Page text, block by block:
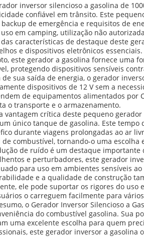
inversor silencioso a gasolina de
confiável em trânsito. Este
backup de emergência e requisitos de
em camping, utilização não
das características de destaque deste
e dispositivos eletrônicos
este gerador a gasolina fornece uma
protegendo dispositivos sensíveis
de sua saída de energia, o gerador
dispositivos de 12 V sem a
de equipamentos alimentados por
o transporte e o armazenamento.
vantagem crítica deste pequeno
único tanque de gasolina. Este
durante viagens prolongadas ao ar
de combustível, tornando-o uma escolha
de ruído é um destaque importante
e perturbadores, este gerador
para uso em ambientes sensíveis
e a qualidade de construção
ele pode suportar os rigores do uso
o carreguem facilmente para
o Gerador Inversor Silencioso a
do combustível gasolina. Sua
uma excelente escolha para quem
este gerador inversor a